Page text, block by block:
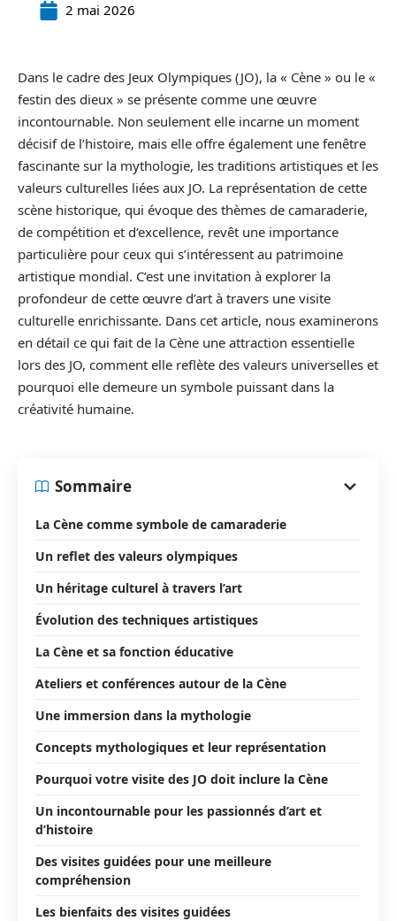
2 mai 2026
Dans le cadre des Jeux Olympiques (JO), la « Cène » ou le «
festin des dieux » se présente comme une œuvre
incontournable. Non seulement elle incarne un moment
décisif de l’histoire, mais elle offre également une fenêtre
fascinante sur la mythologie, les traditions artistiques et les
valeurs culturelles liées aux JO. La représentation de cette
scène historique, qui évoque des thèmes de camaraderie,
de compétition et d’excellence, revêt une importance
particulière pour ceux qui s’intéressent au patrimoine
artistique mondial. C’est une invitation à explorer la
profondeur de cette œuvre d’art à travers une visite
culturelle enrichissante. Dans cet article, nous examinerons
en détail ce qui fait de la Cène une attraction essentielle
lors des JO, comment elle reflète des valeurs universelles et
pourquoi elle demeure un symbole puissant dans la
créativité humaine.
Sommaire
La Cène comme symbole de camaraderie
Un reflet des valeurs olympiques
Un héritage culturel à travers l’art
Évolution des techniques artistiques
La Cène et sa fonction éducative
Ateliers et conférences autour de la Cène
Une immersion dans la mythologie
Concepts mythologiques et leur représentation
Pourquoi votre visite des JO doit inclure la Cène
Un incontournable pour les passionnés d’art et
d’histoire
Des visites guidées pour une meilleure
compréhension
Les bienfaits des visites guidées